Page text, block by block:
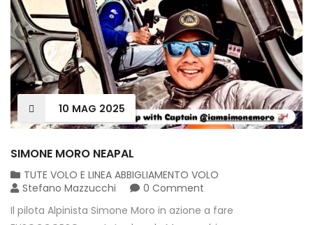
10 MAG 2025
SIMONE MORO NEAPAL
TUTE VOLO E LINEA ABBIGLIAMENTO VOLO
Stefano Mazzucchi
0 Comment
Il pilota Alpinista Simone Moro in azione a fare